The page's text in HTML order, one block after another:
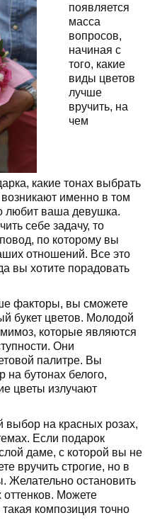
появляется
масса
вопросов,
начиная с
того, какие
виды цветов
лучше
вручить, на
чем
какие тонах выбрать
именно в том
любит ваша девушка.
себе задачу, то
по которому вы
отношений. Все это
вы хотите порадовать
факторы, вы сможете
букет цветов. Молодой
которые являются
Они
палитре. Вы
на бутонах белого,
цветы излучают
выбор на красных розах,
Если подарок
даме, с которой вы не
вручить строгие, но в
Желательно остановить
оттенков. Можете
такая композиция точно